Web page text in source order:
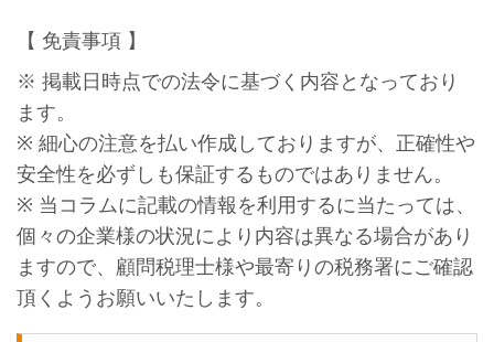
【 免責事項 】
※ 掲載日時点での法令に基づく内容となっており
ます。
※ 細心の注意を払い作成しておりますが、正確性や
安全性を必ずしも保証するものではありません。
※ 当コラムに記載の情報を利用するに当たっては、
個々の企業様の状況により内容は異なる場合があり
ますので、顧問税理士様や最寄りの税務署にご確認
頂くようお願いいたします。